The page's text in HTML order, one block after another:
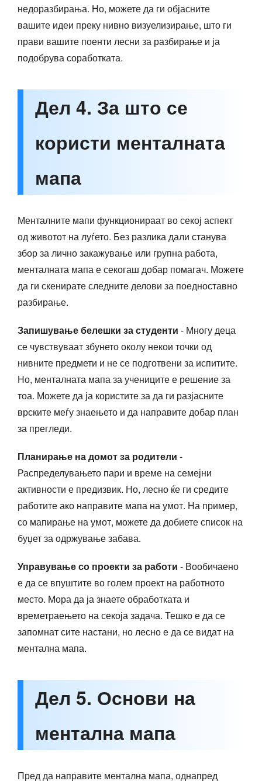
недоразбирања. Но, можете да ги објасните
вашите идеи преку нивно визуелизирање, што ги
прави вашите поенти лесни за разбирање и ја
подобрува соработката.
Дел 4. За што се
користи менталната
мапа
Менталните мапи функционираат во секој аспект
од животот на луѓето. Без разлика дали станува
збор за лично закажување или групна работа,
менталната мапа е секогаш добар помагач. Можете
да ги скенирате следните делови за поедноставно
разбирање.
Запишување белешки за студенти - Многу деца
се чувствуваат збунето околу некои точки од
нивните предмети и не се подготвени за испитите.
Но, менталната мапа за учениците е решение за
тоа. Можете да ја користите за да ги разјасните
врските меѓу знаењето и да направите добар план
за прегледи.
Планирање на домот за родители -
Распределувањето пари и време на семејни
активности е предизвик. Но, лесно ќе ги средите
работите ако направите мапа на умот. На пример,
со мапирање на умот, можете да добиете список на
буџет за одржување забава.
Управување со проекти за работи - Вообичаено
е да се впуштите во голем проект на работното
место. Мора да ја знаете обработката и
времетраењето на секоја задача. Тешко е да се
запомнат сите настани, но лесно е да се видат на
ментална мапа.
Дел 5. Основи на
ментална мапа
Пред да направите ментална мапа, однапред